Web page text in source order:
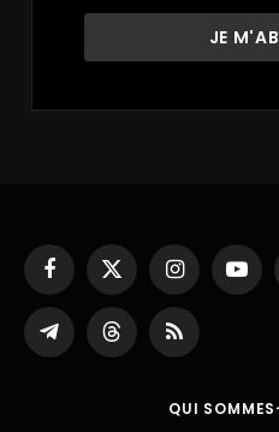
Facebook
X
(Twitter)
Instagram
Partager
sur
ThreadsRSS
QUI